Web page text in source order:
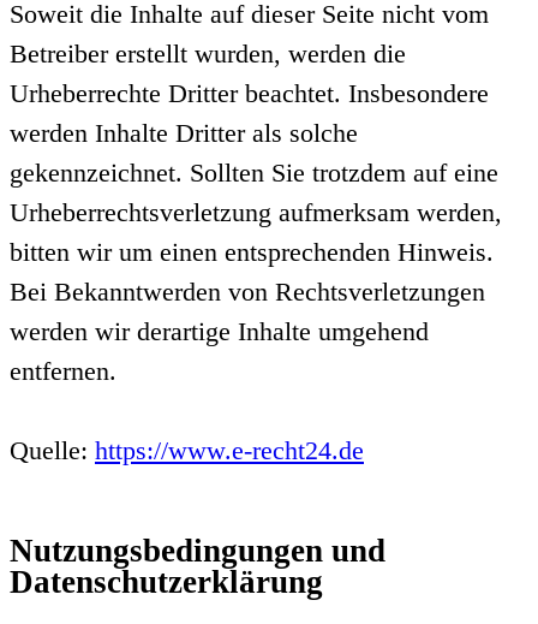
Soweit die Inhalte auf dieser Seite nicht vom
Betreiber erstellt wurden, werden die
Urheberrechte Dritter beachtet. Insbesondere
werden Inhalte Dritter als solche
gekennzeichnet. Sollten Sie trotzdem auf eine
Urheberrechtsverletzung aufmerksam werden,
bitten wir um einen entsprechenden Hinweis.
Bei Bekanntwerden von Rechtsverletzungen
werden wir derartige Inhalte umgehend
entfernen.
Quelle: https://www.e-recht24.de
Nutzungsbedingungen und
Datenschutzerklärung